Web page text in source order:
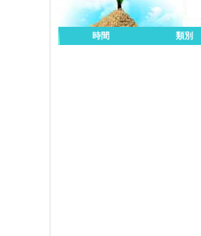
時間 類別